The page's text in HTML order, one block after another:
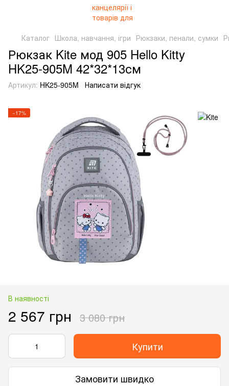
Каталог Школа, навчання, ігри Рюкзаки, пенали, сумки
Рюкзак Kite мод 905 Hello Kitty
HK25-905M 42*32*13см
Артикул: HK25-905M Написати відгук
−17%
В наявності
2 567 грн 3 080 грн
Купити
Замовити швидко